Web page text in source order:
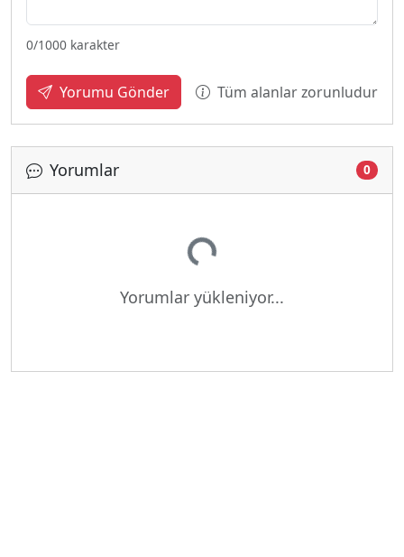
0/1000 karakter
Yorumu Gönder Tüm alanlar zorunludur
Yorumlar 0
Yükleniyor...
Yorumlar yükleniyor...